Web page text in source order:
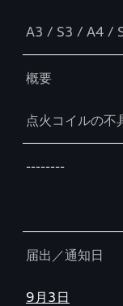
A3 / S3 / A4 /
概要
点火コイルの不
--------
届出／通知日
9月3日